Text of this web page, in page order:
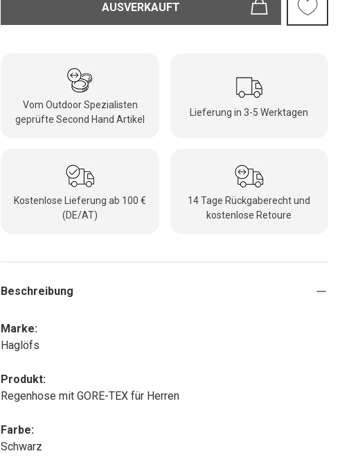
AUSVERKAUFT
Vom Outdoor Spezialisten
geprüfte Second Hand Artikel
Lieferung in 3-5 Werktagen
Kostenlose Lieferung ab 100 €
(DE/AT)
14 Tage Rückgaberecht und
kostenlose Retoure
Beschreibung
Marke:
Haglöfs
Produkt:
Regenhose mit GORE-TEX für Herren
Farbe:
Schwarz